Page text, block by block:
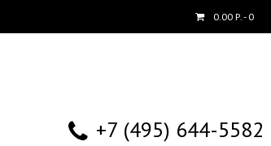
0.00 Р.- 0
+7 (495) 644-5582